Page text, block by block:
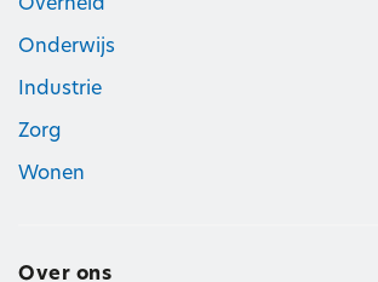
Onderwijs
Industrie
Zorg
Wonen
Over ons